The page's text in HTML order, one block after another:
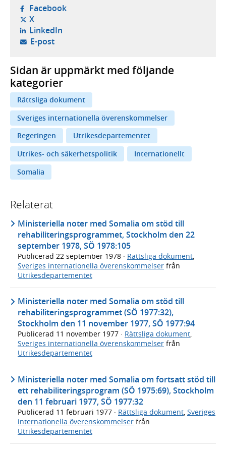
Facebook- öppnas i ny flik, extern webbplats,
X- öppnas i ny flik, extern webbplats,
LinkedIn- öppnas i ny flik, extern webbplats,
E-post- öppnar din e-postklient,
Sidan är uppmärkt med följande
kategorier
Rättsliga dokument
Sveriges internationella överenskommelser
Regeringen
Utrikesdepartementet
Utrikes- och säkerhetspolitik
Internationellt
Somalia
Relaterat
Ministeriella noter med Somalia om stöd till
rehabiliteringsprogrammet, Stockholm den 22
september 1978, SÖ 1978:105
Publicerad 22 september 1978 · Rättsliga dokument
Sveriges internationella överenskommelser från
Utrikesdepartementet
Ministeriella noter med Somalia om stöd till
rehabiliteringsprogrammet (SÖ 1977:32),
Stockholm den 11 november 1977, SÖ 1977:94
Publicerad 11 november 1977 · Rättsliga dokument,
Sveriges internationella överenskommelser från
Utrikesdepartementet
Ministeriella noter med Somalia om fortsatt stöd till
ett rehabiliteringsprogram (SÖ 1975:69), Stockholm
den 11 februari 1977, SÖ 1977:32
Publicerad 11 februari 1977 · Rättsliga dokument, Sveriges
internationella överenskommelser från
Utrikesdepartementet